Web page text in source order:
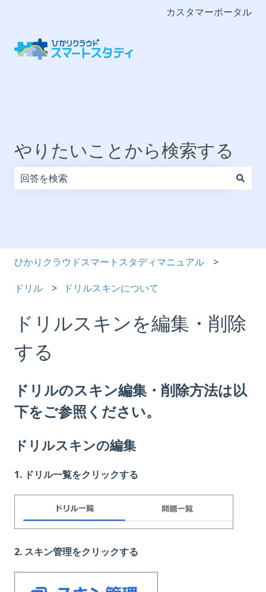
カスタマーポータル
やりたいことから検索する
ひかりクラウドスマートスタディマニュアル
ドリル ドリルスキンについて
ドリルスキンを編集・削除
する
ドリルのスキン編集・削除方法は以
下をご参照ください。
ドリルスキンの編集
1. ドリル一覧をクリックする
2. スキン管理をクリックする